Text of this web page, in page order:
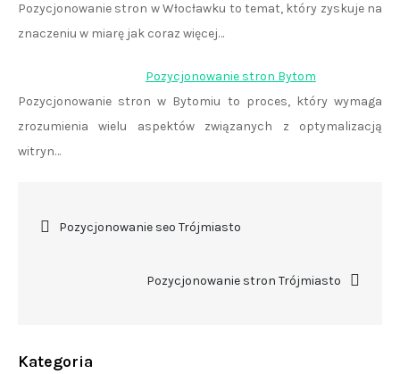
Pozycjonowanie stron w Włocławku to temat, który zyskuje na
znaczeniu w miarę jak coraz więcej…
Pozycjonowanie stron Bytom
Pozycjonowanie stron w Bytomiu to proces, który wymaga
zrozumienia wielu aspektów związanych z optymalizacją
witryn…
Nawigacja
Pozycjonowanie seo Trójmiasto
Pozycjonowanie stron Trójmiasto
Kategoria